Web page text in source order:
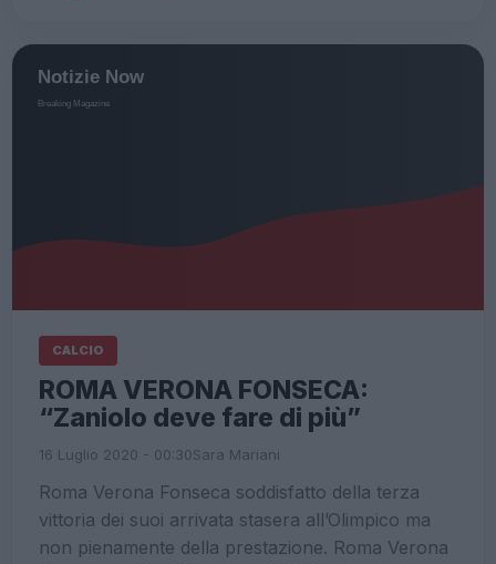
CALCIO
ROMA VERONA FONSECA:
“Zaniolo deve fare di più”
16 Luglio 2020 - 00:30Sara Mariani
Roma Verona Fonseca soddisfatto della terza
vittoria dei suoi arrivata stasera all’Olimpico ma
non pienamente della prestazione. Roma Verona